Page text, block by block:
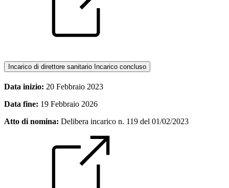
Incarico di direttore sanitario Incarico concluso
Data inizio: 20 Febbraio 2023
Data fine: 19 Febbraio 2026
Atto di nomina: Delibera incarico n. 119 del 01/02/2023